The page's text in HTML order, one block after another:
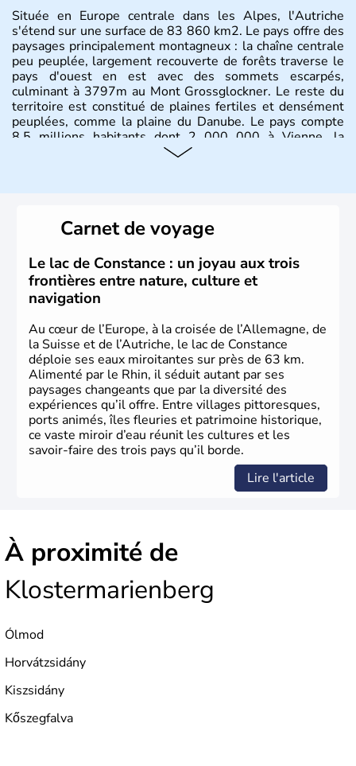
Située en Europe centrale dans les Alpes, l'Autriche
s'étend sur une surface de 83 860 km2. Le pays offre des
paysages principalement montagneux : la chaîne centrale
peu peuplée, largement recouverte de forêts traverse le
pays d'ouest en est avec des sommets escarpés,
culminant à 3797m au Mont Grossglockner. Le reste du
territoire est constitué de plaines fertiles et densément
peuplées, comme la plaine du Danube. Le pays compte
8.5 millions habitants dont 2 000 000 à Vienne, la
compte aujourd'hui plus de 8 millions d'habitants.
L'Autriche a donné naissance à de nombreux artistes :
Mozart, Schubert, le psychanalyste Freud, Romy
Schneider, Arnold Schwarzenegger, Anton Bruckner,
Gustav Mahler font partie des Autrichiens les plus
marquants de ces dernières décennies.
Carnet de voyage
Le lac de Constance : un joyau aux trois
frontières entre nature, culture et
navigation
Au cœur de l’Europe, à la croisée de l’Allemagne, de
la Suisse et de l’Autriche, le lac de Constance
déploie ses eaux miroitantes sur près de 63 km.
Alimenté par le Rhin, il séduit autant par ses
paysages changeants que par la diversité des
expériences qu’il offre. Entre villages pittoresques,
ports animés, îles fleuries et patrimoine historique,
ce vaste miroir d’eau réunit les cultures et les
savoir-faire des trois pays qu’il borde.
Lire l'article
À proximité de
Klostermarienberg
Ólmod
Horvátzsidány
Kiszsidány
Kőszegfalva